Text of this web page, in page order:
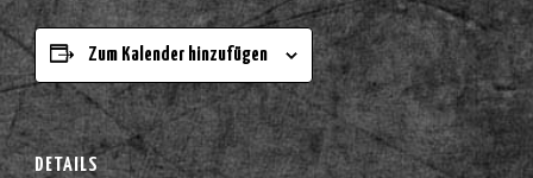
Zum Kalender hinzufügen
DETAILS